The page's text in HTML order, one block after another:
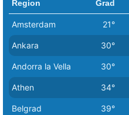
Region Grad
Amsterdam 21°
Ankara 30°
Andorra la Vella 30°
Athen 34°
Belgrad 39°